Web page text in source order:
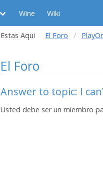
Wine Wiki
Estas Aqui El Foro
El Foro
Answer to topic: I
Usted debe ser un miembro